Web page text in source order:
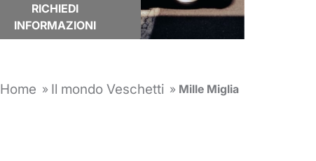
RICHIEDI
INFORMAZIONI
Home » Il mondo Veschetti » Mille Miglia